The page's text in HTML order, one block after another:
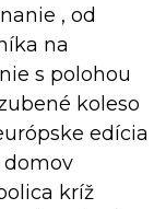
, od
na
s polohou
koleso
edícia
domov
kríž